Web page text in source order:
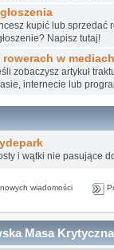
kupić lub sprzedać
Napisz tutaj!
rowerach w mediach
zobaczysz artykuł
internecie lub
i wątki nie pasujące
wiadomości
Masa